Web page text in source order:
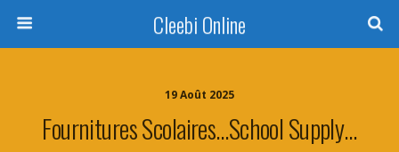
Cleebi Online
19 Août 2025
Fournitures Scolaires…School Supply…